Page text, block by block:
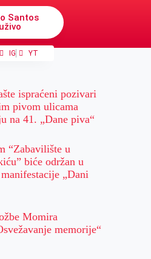
Santos
uživo
IG YT
ispraćeni pozivari
pivom ulicama
na 41. „Dane piva“
“Zabavilište u
biće održan u
„Dani
Momira
memorije“